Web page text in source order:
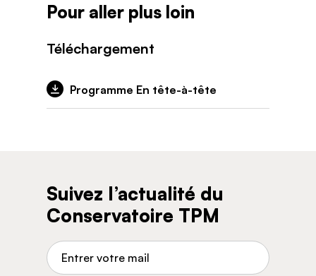
Pour aller plus loin
Téléchargement
Programme En tête-à-tête
Suivez l’actualité du
Conservatoire TPM
Adresse de courriel